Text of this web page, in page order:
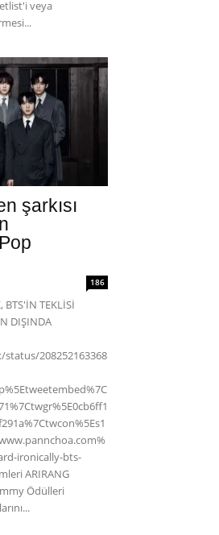
veya
şarkısı
186
BTS'İN TEKLİSİ
DIŞINDA
208252163368
ironically-bts-
ARIRANG
Ödülleri